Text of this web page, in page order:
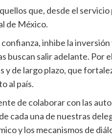
que, desde el
de México.
inhibe la
buscan salir adelante. Por
de largo plazo, que
al país.
de colaborar con las
cada una de nuestras
y los mecanismos de